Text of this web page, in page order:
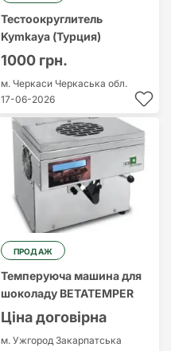
Тестоокруглитель
Kymkaya (Турция)
1000 грн.
м. Черкаси Черкаська обл.
17-06-2026
ПРОДАЖ
Темперуюча машина для
шоколаду BETATEMPER
Ціна договірна
м. Ужгород Закарпатська